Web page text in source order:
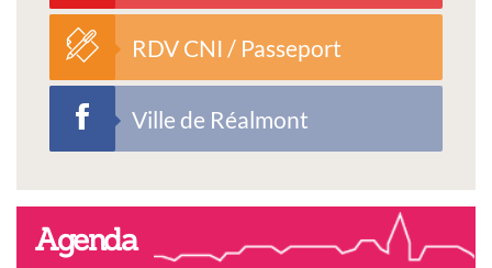
RDV CNI / Passeport
Ville de Réalmont
Agenda